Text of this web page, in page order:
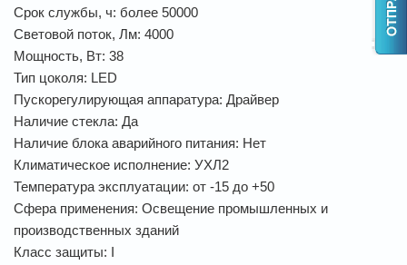
Срок службы, ч: более 50000
Световой поток, Лм: 4000
Мощность, Вт: 38
Тип цоколя: LED
Пускорегулирующая аппаратура: Драйвер
Наличие стекла: Да
Наличие блока аварийного питания: Нет
Климатическое исполнение: УХЛ2
Температура эксплуатации: от -15 до +50
Сфера применения: Освещение промышленных и
производственных зданий
Класс защиты: I